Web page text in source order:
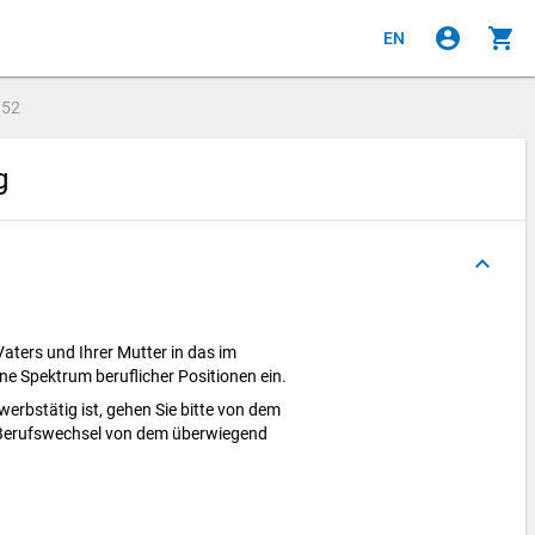
EN account_circle shopping_cart
52
keyboard_arrow_up
und Ihrer Mutter in das im
Spektrum beruflicher Positionen ein.
ätig ist, gehen Sie bitte von dem
von dem überwiegend